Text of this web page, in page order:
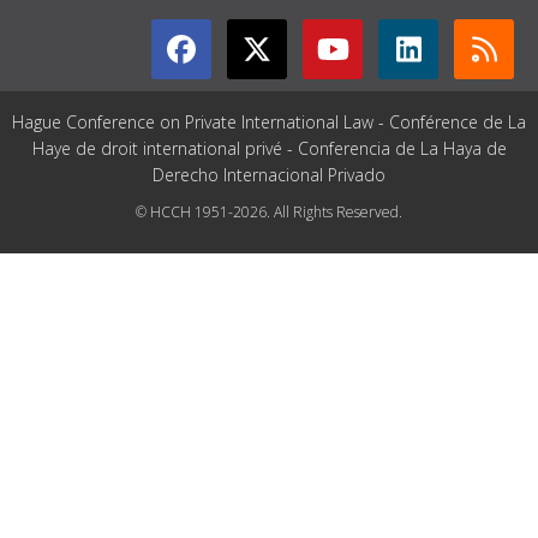
Hague Conference on Private International Law - Conférence de La
Haye de droit international privé - Conferencia de La Haya de
Derecho Internacional Privado
© HCCH 1951-2026. All Rights Reserved.